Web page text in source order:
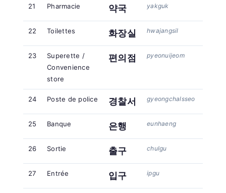
21 Pharmacie 약국 yakguk
22 Toilettes 화장실 hwajangsil
23
Superette /
Convenience
store
편의점 pyeonuijeom
24 Poste de police 경찰서 gyeongchalsseo
25 Banque 은행 eunhaeng
26 Sortie 출구 chulgu
27 Entrée 입구 ipgu